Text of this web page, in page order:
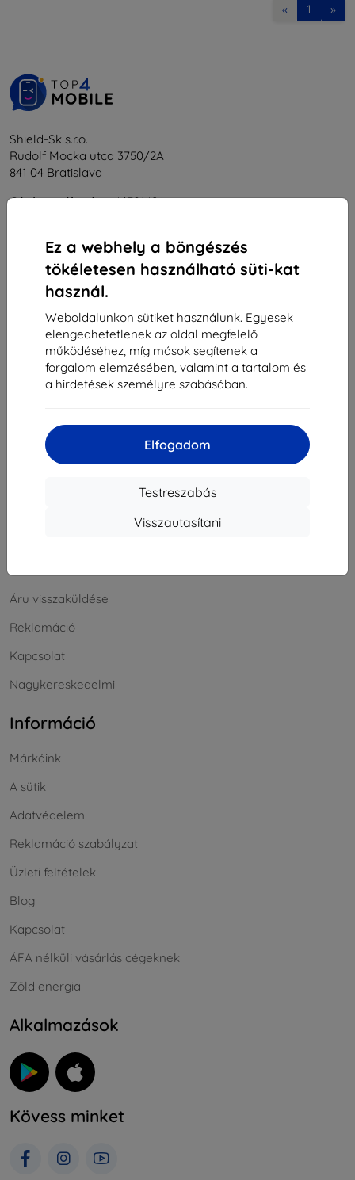
Ez a webhely a böngészés
tökéletesen használható süti-kat
használ.
Weboldalunkon sütiket használunk. Egyesek
elengedhetetlenek az oldal megfelelő
működéséhez, míg mások segítenek a
forgalom elemzésében, valamint a tartalom és
a hirdetések személyre szabásában.
Elfogadom
Testreszabás
Visszautasítani
« 1 »
Shield-Sk s.r.o.
Rudolf Mocka utca 3750/2A
841 04 Bratislava
Cégjegyzékszám:46701494
Elérhetőség
Írjon nekünk
Hétfőtől péntekig:
Online8:00 - 16:00
Áru visszaküldése
Reklamáció
Kapcsolat
Nagykereskedelmi
Információ
Márkáink
A sütik
Adatvédelem
Reklamáció szabályzat
Üzleti feltételek
Blog
Kapcsolat
ÁFA nélküli vásárlás cégeknek
Zöld energia
Alkalmazások
Kövess minket